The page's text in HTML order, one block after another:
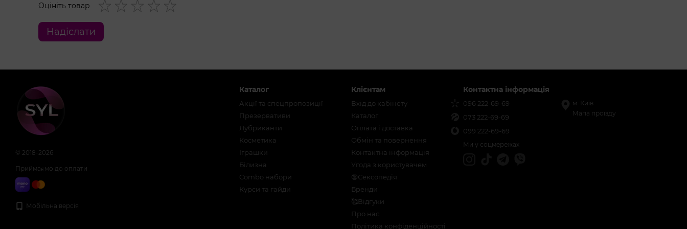
Оцініть товар
Надіслати
© 2018-2026
Приймаємо до оплати
Мобільна версія
Каталог
Акції та спецпропозиції
Презервативи
Лубриканти
Косметика
Іграшки
Білизна
Combo набори
Курси та гайди
Клієнтам
Вхід до кабінету
Каталог
Оплата і доставка
Обмін та повернення
Контактна інформація
Угода з користувачем
🔞Сексопедія
Бренди
🥰Відгуки
Про нас
Політика конфіденційності
Контактна інформація
096 222-69-69
073 222-69-69
099 222-69-69
м. Київ
Мапа проїзду
Ми у соцмережах